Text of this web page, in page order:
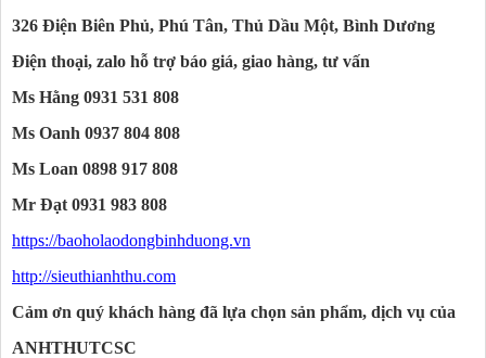
326 Điện Biên Phủ, Phú Tân, Thủ Dầu Một, Bình Dương
Điện thoại, zalo hỗ trợ báo giá, giao hàng, tư vấn
Ms Hằng 0931 531 808
Ms Oanh 0937 804 808
Ms Loan 0898 917 808
Mr Đạt 0931 983 808
https://baoholaodongbinhduong.vn
http://sieuthianhthu.com
Cảm ơn quý khách hàng đã lựa chọn sản phẩm, dịch vụ của
ANHTHUTCSC